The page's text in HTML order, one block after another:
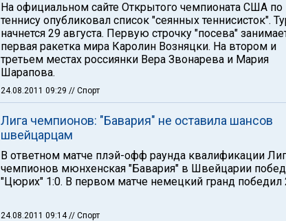
На официальном сайте Открытого чемпионата США по
теннису опубликовал список "сеянных теннисисток".
начнется 29 августа. Первую строчку "посева"
первая ракетка мира Каролин Возняцки. На втором и
третьем местах россиянки Вера Звонарева и Мария
Шарапова.
24.08.2011 09:29 // Спорт
Лига чемпионов: "Бавария" не оставила шансов
швейцарцам
В ответном матче плэй-офф раунда квалификации
чемпионов мюнхенская "Бавария" в Швейцарии
"Цюрих" 1:0. В первом матче немецкий гранд победил
24.08.2011 09:14// Спорт